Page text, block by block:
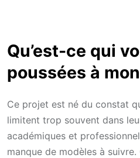
Qu’est-ce qui
poussées à
Ce projet est né du constat
limitent trop souvent dans
académiques et
manque de modèles à